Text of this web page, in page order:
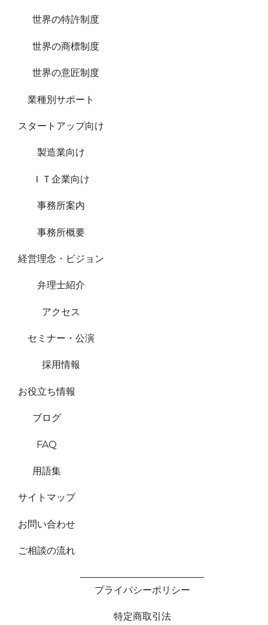
世界の特許制度
世界の商標制度
世界の意匠制度
業種別サポート
スタートアップ向け
製造業向け
ＩＴ企業向け
事務所案内
事務所概要
経営理念・ビジョン
弁理士紹介
アクセス
セミナー・公演
採用情報
お役立ち情報
ブログ
FAQ
用語集
サイトマップ
お問い合わせ
ご相談の流れ
プライバシーポリシー
特定商取引法